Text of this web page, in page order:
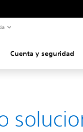
Cuenta y seguridad